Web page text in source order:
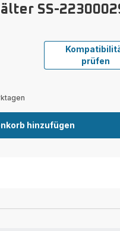
SS-
prüfen
hinzufügen